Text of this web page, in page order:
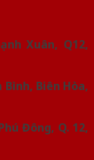
Xuân, Q12,
Bình, Biên Hòa,
Đông, Q. 12,